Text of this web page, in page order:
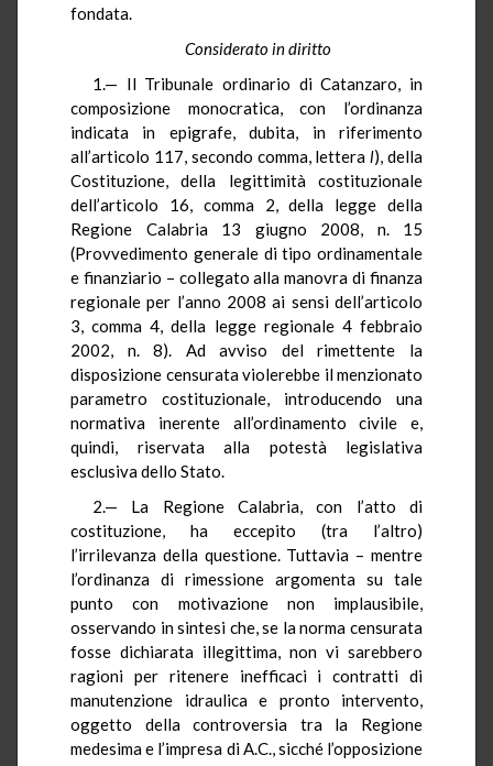
fondata.
Considerato in diritto
1.— Il Tribunale ordinario di Catanzaro, in
composizione monocratica, con l’ordinanza
indicata in epigrafe, dubita, in riferimento
all’articolo 117, secondo comma, letteral), della
Costituzione, della legittimità costituzionale
dell’articolo 16, comma 2, della legge della
Regione Calabria 13 giugno 2008, n. 15
(Provvedimento generale di tipo ordinamentale
e finanziario – collegato alla manovra di finanza
regionale per l’anno 2008 ai sensi dell’articolo
3, comma 4, della legge regionale 4 febbraio
2002, n. 8). Ad avviso del rimettente la
disposizione censurata violerebbe il menzionato
parametro costituzionale, introducendo una
normativa inerente all’ordinamento civile e,
quindi, riservata alla potestà legislativa
esclusiva dello Stato.
2.— La Regione Calabria, con l’atto di
costituzione, ha eccepito (tra l’altro)
l’irrilevanza della questione. Tuttavia – mentre
l’ordinanza di rimessione argomenta su tale
punto con motivazione non implausibile,
osservando in sintesi che, se la norma censurata
fosse dichiarata illegittima, non vi sarebbero
ragioni per ritenere inefficaci i contratti di
manutenzione idraulica e pronto intervento,
oggetto della controversia tra la Regione
medesima e l’impresa di A.C., sicché l’opposizione